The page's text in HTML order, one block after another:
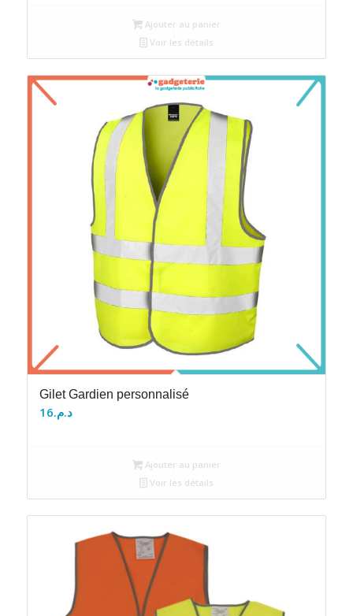
Ajouter au panier
Voir les détails
Gilet Gardien personnalisé
د.م.16
Ajouter au panier
Voir les détails